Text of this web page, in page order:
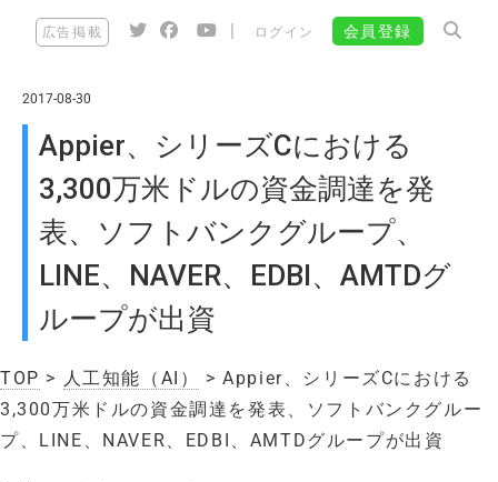
広告掲載 ログイン 会員登録
2017-08-30
Appier、シリーズCにおける
3,300万米ドルの資金調達を発
表、ソフトバンクグループ、
LINE、NAVER、EDBI、AMTDグ
ループが出資
TOP > 人工知能（AI）
> Appier、シリーズCにおける
3,300万米ドルの資金調達を発表、ソフトバンクグルー
プ、LINE、NAVER、EDBI、AMTDグループが出資